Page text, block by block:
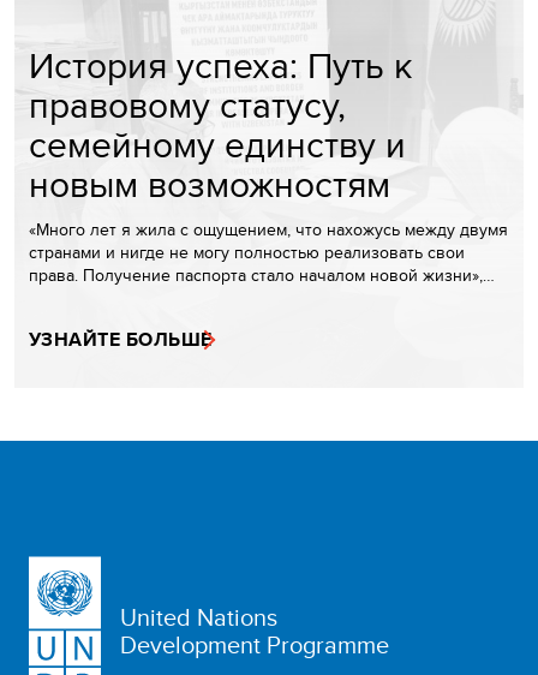
История успеха: Путь к
правовому статусу,
семейному единству и
новым возможностям
«Много лет я жила с ощущением, что нахожусь между двумя
странами и нигде не могу полностью реализовать свои
права. Получение паспорта стало началом новой жизни»,…
УЗНАЙТЕ БОЛЬШЕ
United Nations
Development Programme